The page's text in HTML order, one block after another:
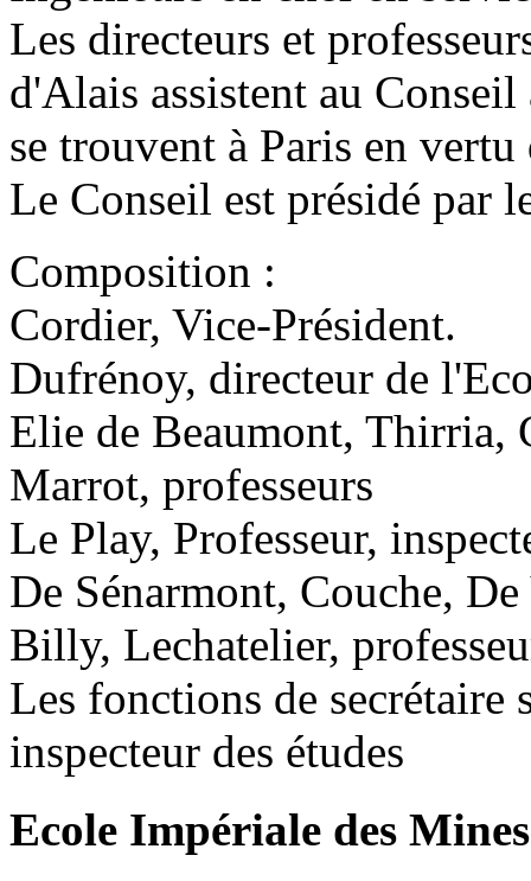
Les directeurs et
d'Alais assistent au
se trouvent à Paris en
Le Conseil est présidé par
Composition :
Cordier, Vice-Président.
Dufrénoy, directeur de
Elie de Beaumont, Thirria,
Marrot, professeurs
Le Play, Professeur,
De Sénarmont, Couche,
Billy, Lechatelier,
Les fonctions de
inspecteur des études
Ecole Impériale des Mines